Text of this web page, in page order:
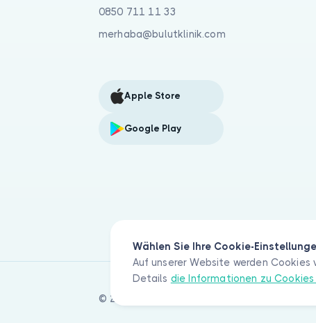
Wählen Sie Ihre Cookie-
Auf unserer Website werden
Details die Informationen zu Cookies
0850 711 11 33
merhaba@bulutklinik.com
Apple Store
Google Play
© 2026 Bulut Klinik Teknoloji A.Ş. Alle